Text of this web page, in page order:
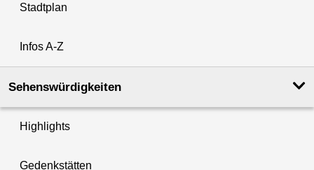
Stadtplan
Infos A-Z
Sehenswürdigkeiten
Highlights
Gedenkstätten